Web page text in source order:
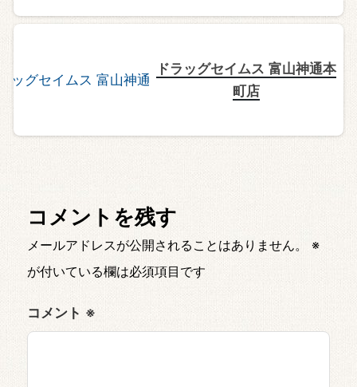
ドラッグセイムス 富山神通本
町店
コメントを残す
メールアドレスが公開されることはありません。
※
が付いている欄は必須項目です
コメント ※